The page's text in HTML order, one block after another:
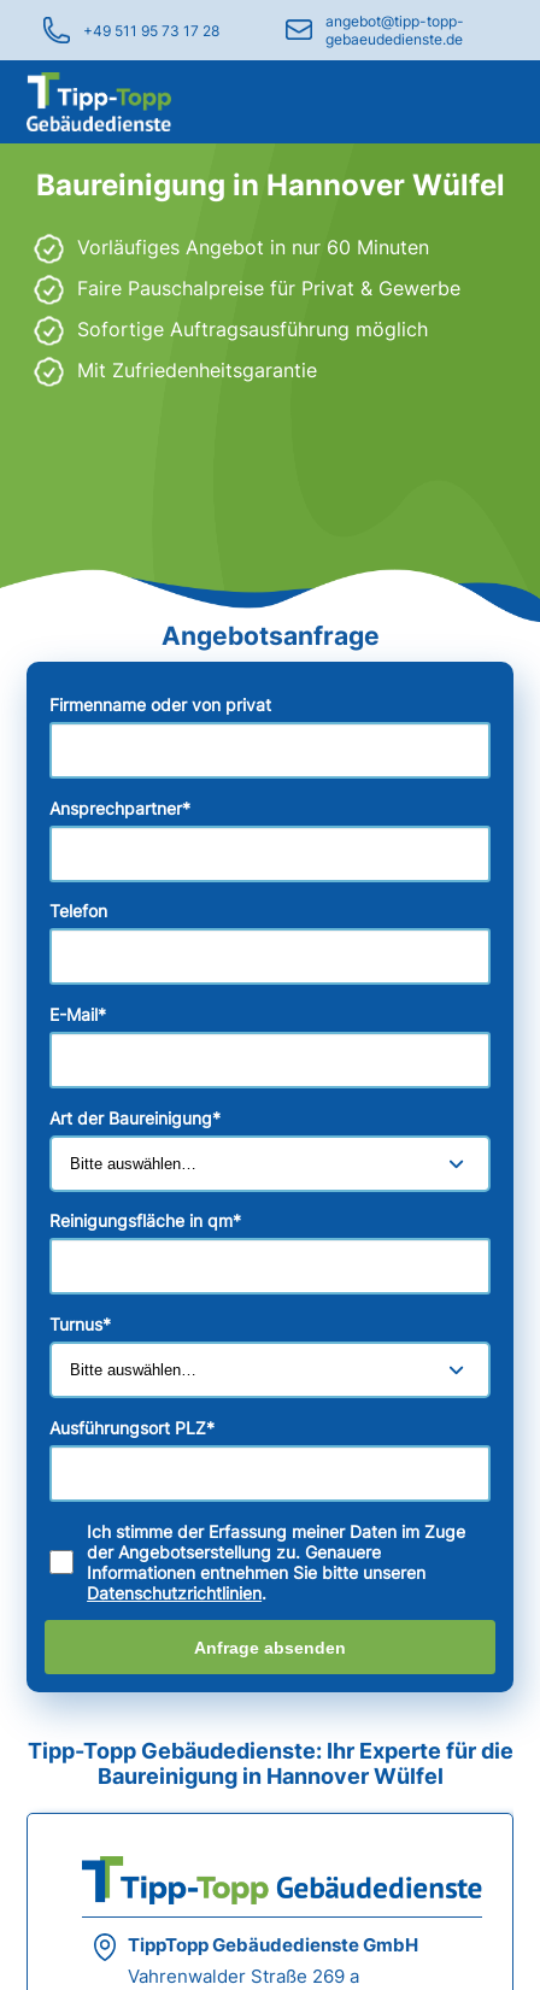
+49 511 95 73 17 28
angebot@tipp-topp-
gebaeudedienste.de
Baureinigung in Hannover Wülfel
Vorläufiges Angebot in nur 60 Minuten
Faire Pauschalpreise für Privat & Gewerbe
Sofortige Auftragsausführung möglich
Mit Zufriedenheitsgarantie
Firmenname oder von privat
Ansprechpartner*
Telefon
E-Mail*
Art der Baureinigung*
Reinigungsfläche in qm*
Turnus*
Ausführungsort PLZ*
Ich stimme der Erfassung meiner Daten im Zuge
der Angebotserstellung zu. Genauere
Informationen entnehmen Sie bitte unseren
Datenschutzrichtlinien.
Anfrage absenden
Tipp-Topp Gebäudedienste: Ihr Experte für die
Baureinigung in Hannover Wülfel
TippTopp Gebäudedienste GmbH
Vahrenwalder Straße 269 a